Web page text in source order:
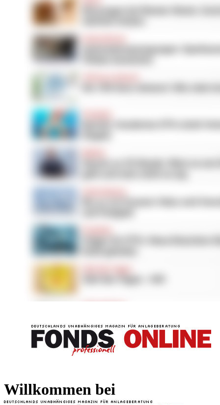
Willkommen bei